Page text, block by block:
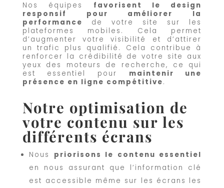
Nos équipes favorisent le design
responsif pour améliorer la
performance de votre site sur les
plateformes mobiles. Cela permet
d’augmenter votre visibilité et d’attirer
un trafic plus qualifié. Cela contribue à
renforcer la crédibilité de votre site aux
yeux des moteurs de recherche, ce qui
est essentiel pour maintenir une
présence en ligne compétitive.
Notre optimisation de
votre contenu sur les
différents écrans
Nous priorisons le contenu essentiel
en nous assurant que l’information clé
est accessible même sur les écrans les